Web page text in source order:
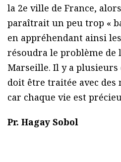
la 2e ville de France,
paraîtrait un peu trop «
en appréhendant ainsi
résoudra le problème de
Marseille. Il y a plusieurs
doit être traitée avec des
car chaque vie est
Pr. Hagay Sobol